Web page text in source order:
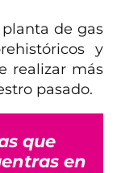
de gas
y
realizar más
pasado.
que
en